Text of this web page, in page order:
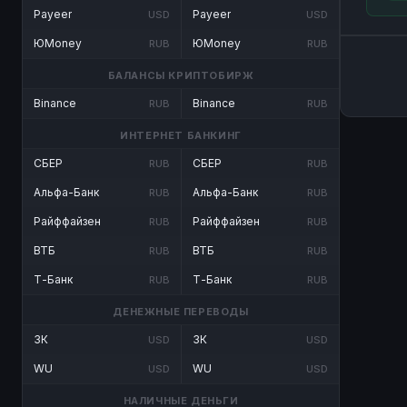
Payeer USD
ЮMoney RUB
Payeer USD
ЮMoney RUB
БАЛАНСЫ КРИПТОБИРЖ
Binance RUB Binance RUB
ИНТЕРНЕТ БАНКИНГ
СБЕР RUB
Альфа-Банк RUB
Райффайзен RUB
ВТБ RUB
Т-Банк RUB
СБЕР RUB
Альфа-Банк RUB
Райффайзен RUB
ВТБ RUB
Т-Банк RUB
ДЕНЕЖНЫЕ ПЕРЕВОДЫ
ЗК USD
WU USD
ЗК USD
WU USD
НАЛИЧНЫЕ ДЕНЬГИ